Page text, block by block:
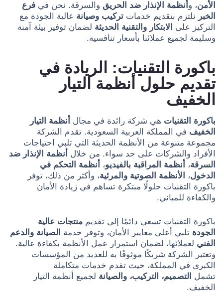
الأمن، و أنظمة الإنذار ضد الحريق والسرقة. نحن في فرع
الخبر نلتزم بتقديم خدمات تركيب وصيانة عالية الجودة مع
التركيز على
الابتكار والتقنية الحديثة لضمان توفير بيئة آمنة
وسليمة لجميع عملائنا بأسعار تنافسية.
باكورة التقنيات: الريادة في
تقديم حلول أنظمة التيار
الخفيف
باكورة التقنيات هي شركة رائدة في مجال
أنظمة التيار
الخفيف في المملكة العربية السعودية. تقدم الشركة
مجموعة متنوعة من الأنظمة الحديثة التي تلبي احتياجات
الأفراد والشركات على حد سواء. من خلال
أنظمة الإنذار ضد
السرقة، أنظمة المراقبة بالفيديو،
أنظمة التحكم في
الدخول، الأنظمة الصوتية والمرئية، وأكثر من ذلك، توفر
باكورة التقنيات حلولًا مبتكرة تساهم في زيادة الأمان
والكفاءة للمباني.
باكورة التقنيات تسعى دائمًا إلى تقديم منتجات عالية
الجودة تلبي أعلى معايير الأمان، وتوفر خدمة الصيانة والدعم
الفني لعملائها، لضمان استمرار عمل الأنظمة بكفاءة عالية.
وتعتبر الشركة شريكًا موثوقًا به للعديد من المؤسسات
الكبرى في المملكة، حيث تقدم خدمات متكاملة
تشمل التصميم، التركيب، والصيانة لجميع أنظمة التيار
الخفيف.